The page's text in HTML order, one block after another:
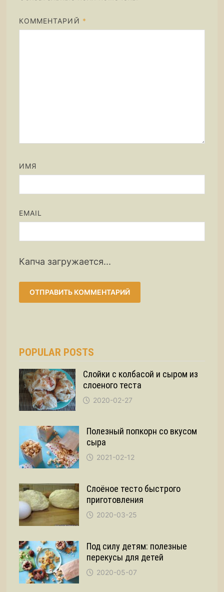
КОММЕНТАРИЙ *
ИМЯ
EMAIL
Капча загружается...
POPULAR POSTS
Слойки с колбасой и сыром из
слоеного теста
2020-02-27
Полезный попкорн со вкусом
сыра
2021-02-12
Слоёное тесто быстрого
приготовления
2020-03-25
Под силу детям: полезные
перекусы для детей
2020-05-07